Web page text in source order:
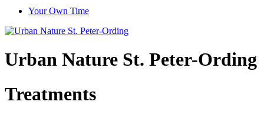
Your Own Time
Urban Nature St. Peter-Ording
Treatments